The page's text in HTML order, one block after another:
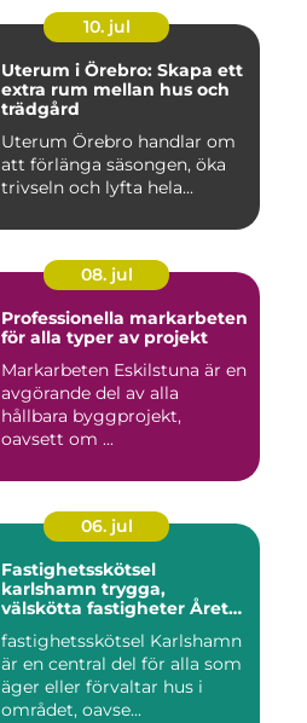
10. jul
Uterum i Örebro: Skapa ett
extra rum mellan hus och
trädgård
Uterum Örebro handlar om
att förlänga säsongen, öka
trivseln och lyfta hela...
08. jul
Professionella markarbeten
för alla typer av projekt
Markarbeten Eskilstuna är en
avgörande del av alla
hållbara byggprojekt,
oavsett om ...
06. jul
Fastighetsskötsel
karlshamn trygga,
välskötta fastigheter Året
fastighetsskötsel Karlshamn
är en central del för alla som
äger eller förvaltar hus i
området, oavse...